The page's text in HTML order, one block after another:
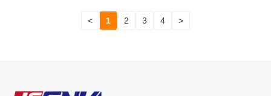
< 1 2 3 4 >